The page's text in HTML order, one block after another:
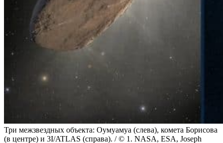
Три межзвездных объекта: Оумуамуа (слева), комета Борисова
(в центре) и 3I/ATLAS (справа). / © 1. NASA, ESA, Joseph